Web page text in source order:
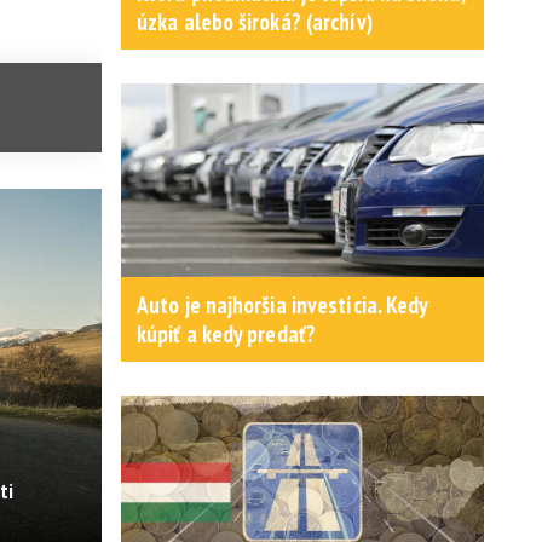
úzka alebo široká? (archív)
Auto je najhoršia investícia. Kedy
kúpiť a kedy predať?